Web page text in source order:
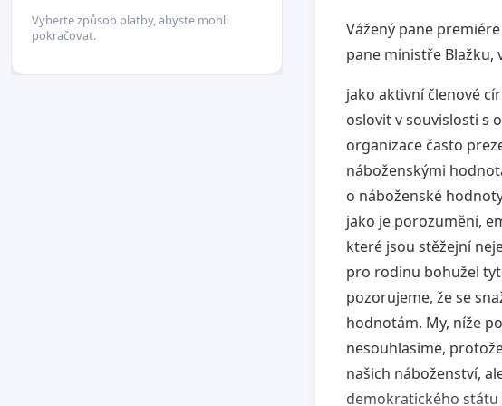
Vážený pane
pane ministře Blažku,
jako aktivní členové
oslovit v souvislosti s
organizace často
náboženskými
o náboženské
jako je porozumění,
které jsou stěžejní
pro rodinu bohužel
pozorujeme, že se
hodnotám. My, níže
nesouhlasíme,
našich náboženství,
demokratického státu
Vyberte způsob platby, abyste mohli
pokračovat.